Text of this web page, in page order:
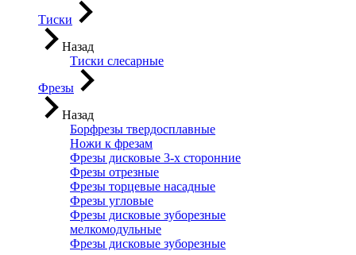
Тиски
Назад
Тиски слесарные
Фрезы
Назад
Борфрезы твердосплавные
Ножи к фрезам
Фрезы дисковые 3-х сторонние
Фрезы отрезные
Фрезы торцевые насадные
Фрезы угловые
Фрезы дисковые зуборезные
мелкомодульные
Фрезы дисковые зуборезные